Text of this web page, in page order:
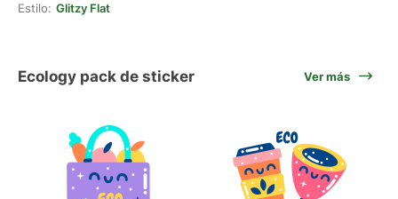
Estilo: Glitzy Flat
Ecology pack de sticker Ver más